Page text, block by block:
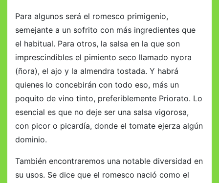
Para algunos será el romesco primigenio,
semejante a un sofrito con más ingredientes que
el habitual. Para otros, la salsa en la que son
imprescindibles el pimiento seco llamado nyora
(ñora), el ajo y la almendra tostada. Y habrá
quienes lo concebirán con todo eso, más un
poquito de vino tinto, preferiblemente Priorato. Lo
esencial es que no deje ser una salsa vigorosa,
con picor o picardía, donde el tomate ejerza algún
dominio.
También encontraremos una notable diversidad en
su usos. Se dice que el romesco nació como el